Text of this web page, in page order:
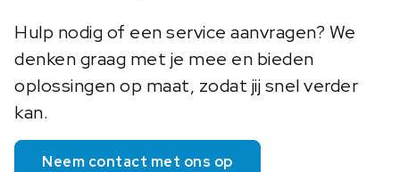
Hulp nodig of een service aanvragen? We
denken graag met je mee en bieden
oplossingen op maat, zodat jij snel verder
kan.
Neem contact met ons op